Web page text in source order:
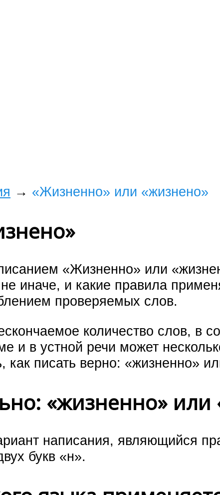
→ «Жизненно» или «жизнено»
«Жизненно» или
иначе, и какие правила
проверяемых слов.
количество слов, в
и в устной речи может
как писать верно: «жизненно»
«жизненно» или
написания, являющийся
букв «н».